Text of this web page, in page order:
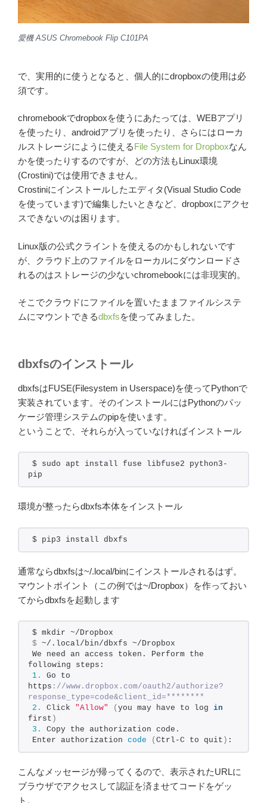
愛機 ASUS Chromebook Flip C101PA
で、実用的に使うとなると、個人的にdropboxの使用は必
須です。
chromebookでdropboxを使うにあたっては、WEBアプリ
を使ったり、androidアプリを使ったり、さらにはローカ
ルストレージにように使えるFile System for Dropboxなん
かを使ったりするのですが、どの方法もLinux環境
(Crostini)では使用できません。
Crostiniにインストールしたエディタ(Visual Studio Code
を使っています)で編集したいときなど、dropboxにアクセ
スできないのは困ります。
Linux版の公式クライントを使えるのかもしれないです
が、クラウド上のファイルをローカルにダウンロードさ
れるのはストレージの少ないchromebookには非現実的。
そこでクラウドにファイルを置いたままファイルシステ
ムにマウントできるdbxfsを使ってみました。
dbxfsのインストール
dbxfsはFUSE(Filesystem in Userspace)を使ってPythonで
実装されています。そのインストールにはPythonのパッ
ケージ管理システムのpipを使います。
ということで、それらが入っていなければインストール
$ sudo apt install fuse libfuse2 python3-
pip
環境が整ったらdbxfs本体をインストール
$ pip3 install dbxfs
通常ならdbxfsは~/.local/binにインストールされるはず。
マウントポイント（この例では~/Dropbox）を作っておい
てからdbxfsを起動します
$ mkdir ~/Dropbox
$ ~/.local/bin/dbxfs ~/Dropbox
We need an access token. Perform the
following steps:
1.
Go to
https ://www.dropbox.com/oauth2/authorize?
response_type=code&client_id=********
2.
Click "Allow" ( you may have to log in
first )
3.
Copy the authorization code.
Enter authorization code ( Ctrl-C to quit ) :
こんなメッセージが帰ってくるので、表示されたURLに
ブラウザでアクセスして認証を済ませてコードをゲッ
ト。